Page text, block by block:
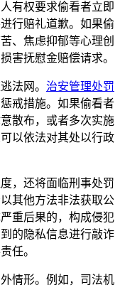
有权要求偷看者立即
行赔礼道歉。如果偷
、焦虑抑郁等心理创
害抚慰金赔偿请求。
法网。 治安管理处罚
戒措施。如果偷看者
散布，或者多次实施
以依法对其处以行政
，还将面临刑事处罚
其他方法非法获取公
重后果的，构成侵犯
的隐私信息进行敲诈
任。
情形。例如，司法机